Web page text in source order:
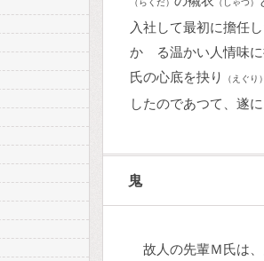
（らくだ） （しゃつ）
入社して最初に擔任
かゝる温かい人情味
氏の心底を抉り
（えぐり
したのであつて、遂
鬼
故人の先輩Ｍ氏は